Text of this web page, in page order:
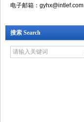
电子邮箱：gyhx@intlef.com
搜索 Search